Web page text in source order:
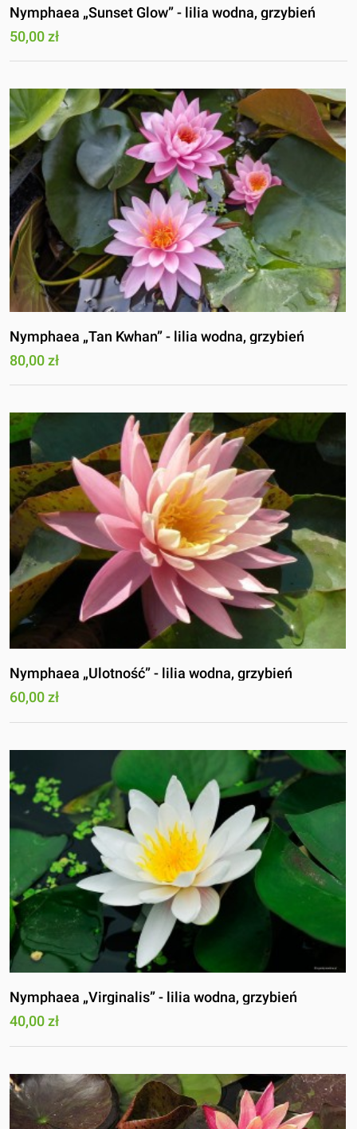
Nymphaea „Sunset Glow” - lilia wodna, grzybień
50,00 zł
Nymphaea „Tan Kwhan” - lilia wodna, grzybień
80,00 zł
Nymphaea „Ulotność” - lilia wodna, grzybień
60,00 zł
Nymphaea „Virginalis” - lilia wodna, grzybień
40,00 zł